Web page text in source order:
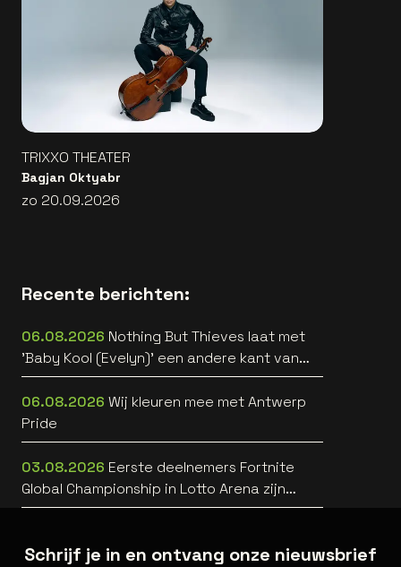
TRIXXO THEATER
Bagjan Oktyabr
zo 20.09.2026
Recente berichten:
06.08.2026 Nothing But Thieves laat met
'Baby Kool (Evelyn)' een andere kant van
zich horen [video]
06.08.2026 Wij kleuren mee met Antwerp
Pride
03.08.2026 Eerste deelnemers Fortnite
Global Championship in Lotto Arena zijn
bekend
Schrijf je in en ontvang onze nieuwsbrief